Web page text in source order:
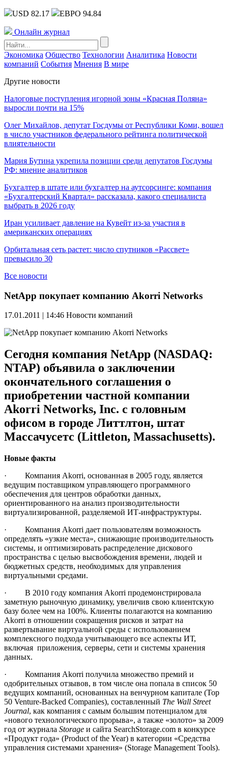
USD 82.17 ЕВРО 94.84
Онлайн журнал
Экономика Общество Технологии Аналитика Новости
компаний События Мнения В мире
Другие новости
Налоговые поступления игорной зоны «Красная Поляна»
выросли почти на 15%
Олег Михайлов, депутат Госдумы от Республики Коми, вошел
в число участников федерального рейтинга политической
влиятельности
Мария Бутина укрепила позиции среди депутатов Госдумы
РФ: мнение аналитиков
Бухгалтер в штате или бухгалтер на аутсорсинге: компания
«Бухгалтерский Квартал» рассказала, какого специалиста
выбрать в 2026 году
Иран усиливает давление на Кувейт из-за участия в
американских операциях
Орбитальная сеть растет: число спутников «Рассвет»
превысило 30
Все новости
NetApp покупает компанию Akorri Networks
17.01.2011 | 14:46 Новости компаний
Сегодня компания NetApp (NASDAQ:
NTAP) объявила о заключении
окончательного соглашения о
приобретении частной компании
Akorri Networks, Inc. с головным
офисом в городе Литтлтон, штат
Массачусетс (Littleton, Massachusetts).
Новые факты
· Компания Akorri, основанная в 2005 году, является
ведущим поставщиком управляющего программного
обеспечения для центров обработки данных,
ориентированного на анализ производительности
виртуализированной, разделяемой ИТ-инфраструктуры.
· Компания Akorri дает пользователям возможность
определять «узкие места», снижающие производительность
системы, и оптимизировать распределение дискового
пространства с целью высвобождения времени, людей и
бюджетных средств, необходимых для управления
виртуальными средами.
· В 2010 году компания Akorri продемонстрировала
заметную рыночную динамику, увеличив свою клиентскую
базу более чем на 100%. Клиенты полагаются на компанию
Akorri в отношении сокращения рисков и затрат на
развертывание виртуальной среды с использованием
комплексного подхода учитывающего все аспекты ИТ,
включая приложения, серверы, сети и системы хранения
данных.
· Компания Akorri получила множество премий и
одобрительных отзывов, в том числе она попала в список 50
ведущих компаний, основанных на венчурном капитале (Top
50 Venture-Backed Companies), составленный The Wall Street
Journal, как компания с самым большим потенциалом для
«нового технологического прорыва», а также «золото» за 2009
год от журнала Storage и сайта SearchStorage.com в конкурсе
«Продукт года» (Product of the Year) в категории «Средства
управления системами хранения» (Storage Management Tools).